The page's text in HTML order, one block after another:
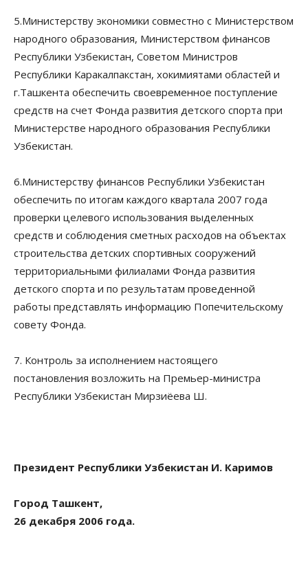
5.Министерству экономики совместно с Министерством
народного образования, Министерством финансов
Республики Узбекистан, Советом Министров
Республики Каракалпакстан, хокимиятами областей и
г.Ташкента обеспечить своевременное поступление
средств на счет Фонда развития детского спорта при
Министерстве народного образования Республики
Узбекистан.
6.Министерству финансов Республики Узбекистан
обеспечить по итогам каждого квартала 2007 года
проверки целевого использования выделенных
средств и соблюдения сметных расходов на объектах
строительства детских спортивных сооружений
территориальными филиалами Фонда развития
детского спорта и по результатам проведенной
работы представлять информацию Попечительскому
совету Фонда.
7. Контроль за исполнением настоящего
постановления возложить на Премьер-министра
Республики Узбекистан Мирзиёева Ш.
Президент Республики Узбекистан И. Каримов
Город Ташкент,
26 декабря 2006 года.